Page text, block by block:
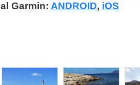
al Garmin: ANDROID, iOS